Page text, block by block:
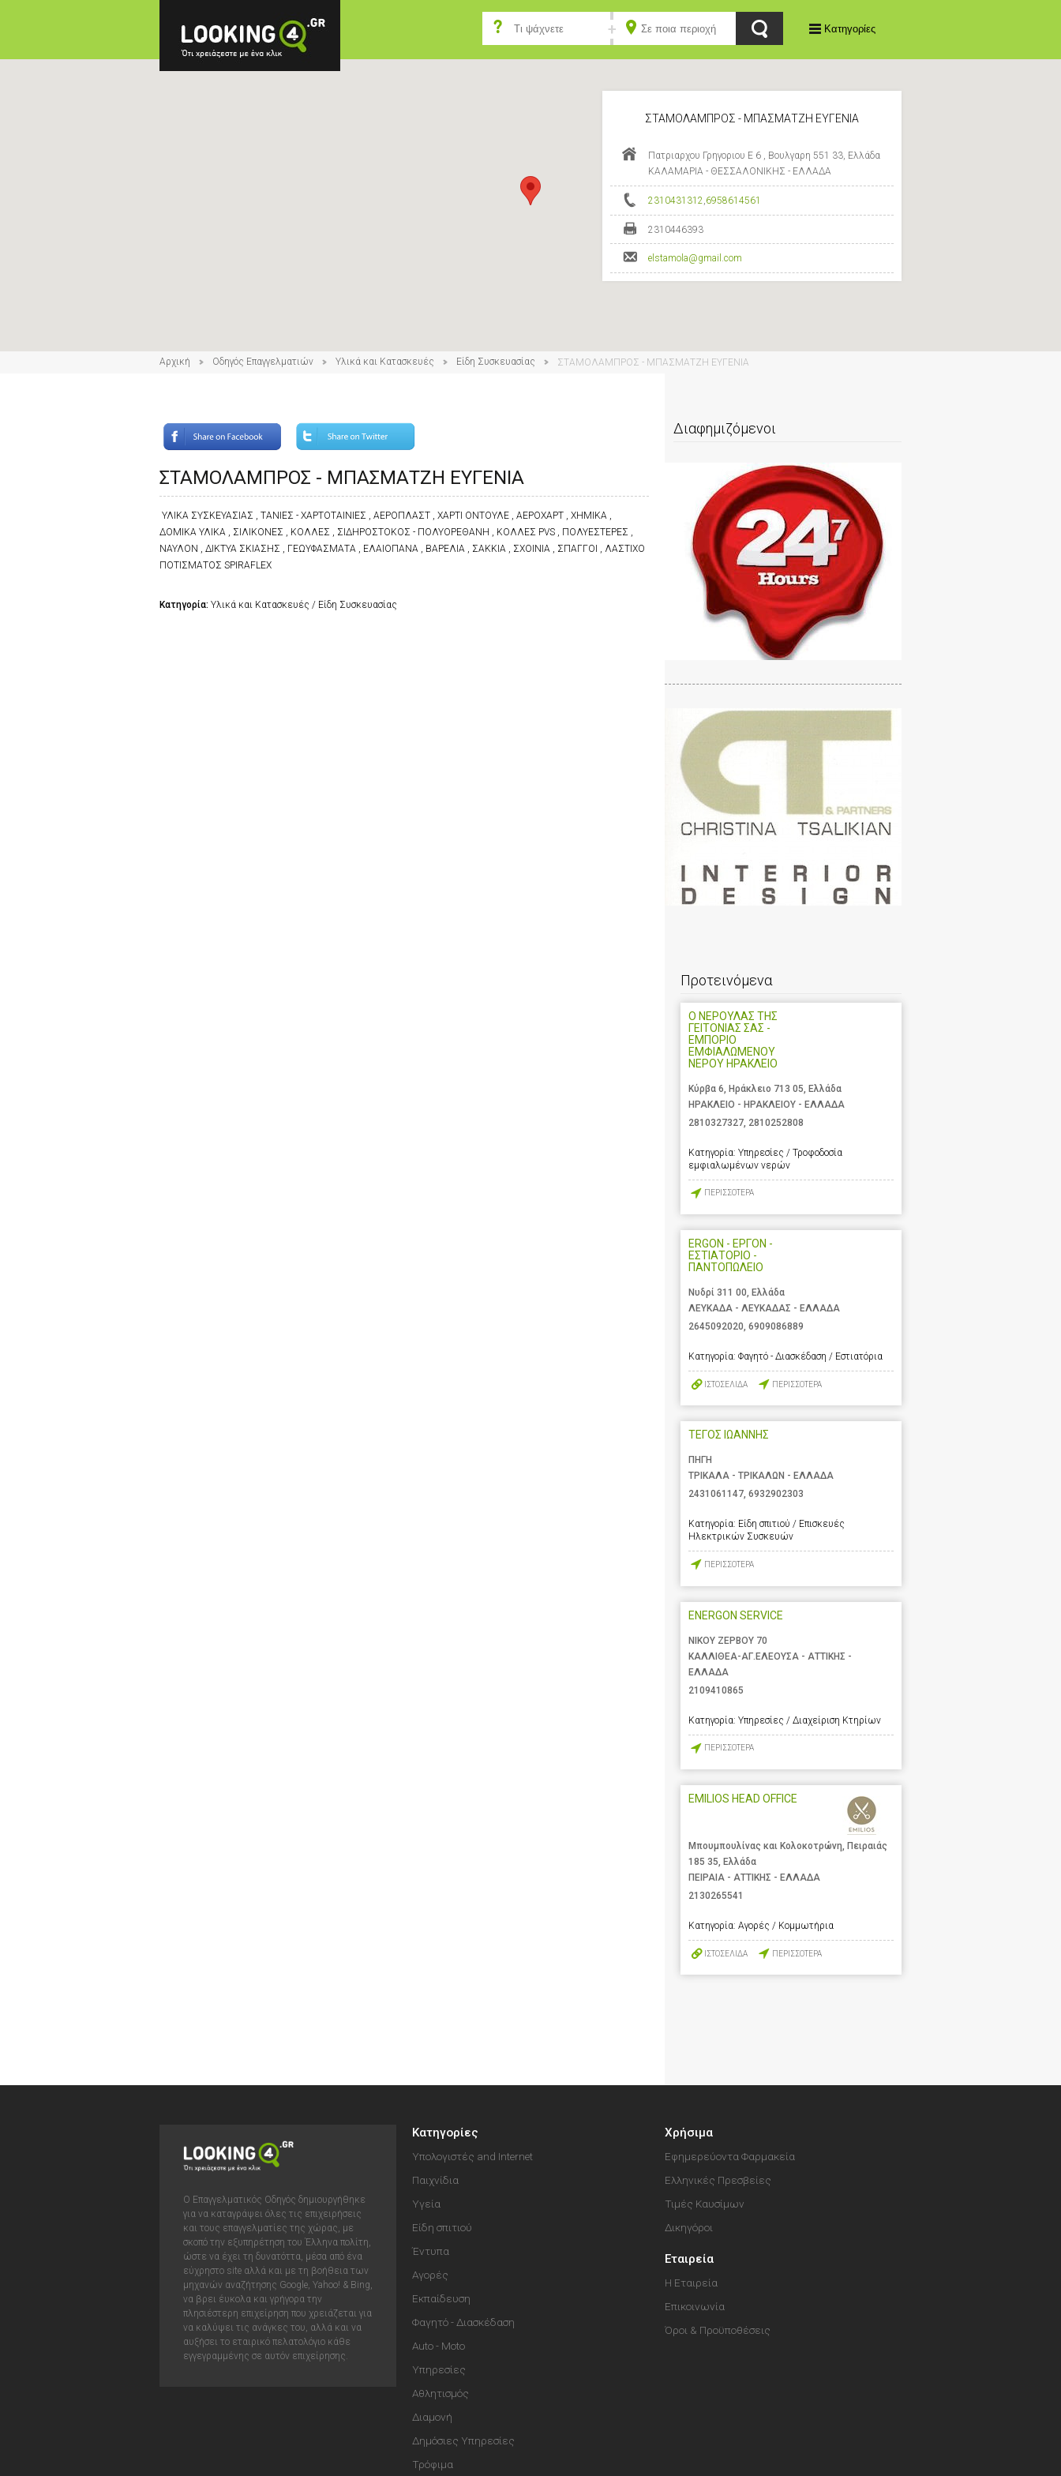
Κατηγορίες
ΣΤΑΜΟΛΑΜΠΡΟΣ - ΜΠΑΣΜΑΤΖΗ ΕΥΓΕΝΙΑ
Πατριαρχου Γρηγοριου Ε 6 , Βουλγαρη 551 33, Ελλάδα
ΚΑΛΑΜΑΡΙΑ - ΘΕΣΣΑΛΟΝΙΚΗΣ - ΕΛΛΑΔΑ
2310431312 6958614561
2310446393
elstamola@gmail.com
Αρχική Οδηγός Επαγγελματιών Υλικά και Κατασκευές Είδη Συσκευασίας ΣΤΑΜΟΛΑΜΠΡΟΣ - ΜΠΑΣΜΑΤΖΗ ΕΥΓΕΝΙΑ
ΣΤΑΜΟΛΑΜΠΡΟΣ - ΜΠΑΣΜΑΤΖΗ ΕΥΓΕΝΙΑ
ΥΛΙΚΑ ΣΥΣΚΕΥΑΣΙΑΣ , ΤΑΝΙΕΣ - ΧΑΡΤΟΤΑΙΝΙΕΣ , ΑΕΡΟΠΛΑΣΤ , ΧΑΡΤΙ ΟΝΤΟΥΛΕ , ΑΕΡΟΧΑΡΤ , ΧΗΜΙΚΑ ,
ΔΟΜΙΚΑ ΥΛΙΚΑ , ΣΙΛΙΚΟΝΕΣ , ΚΟΛΛΕΣ , ΣΙΔΗΡΟΣΤΟΚΟΣ - ΠΟΛΥΟΡΕΘΑΝΗ , ΚΟΛΛΕΣ PVS , ΠΟΛΥΕΣΤΕΡΕΣ ,
ΝΑΥΛΟΝ , ΔΙΚΤΥΑ ΣΚΙΑΣΗΣ , ΓΕΩΥΦΑΣΜΑΤΑ , ΕΛΑΙΟΠΑΝΑ , ΒΑΡΕΛΙΑ , ΣΑΚΚΙΑ , ΣΧΟΙΝΙΑ , ΣΠΑΓΓΟΙ , ΛΑΣΤΙΧΟ
ΠΟΤΙΣΜΑΤΟΣ SPIRAFLEX
Κατηγορία: Υλικά και Κατασκευές / Είδη Συσκευασίας
Διαφημιζόμενοι
Προτεινόμενα
Ο ΝΕΡΟΥΛΑΣ ΤΗΣ
ΓΕΙΤΟΝΙΑΣ ΣΑΣ -
ΕΜΠΟΡΙΟ
ΕΜΦΙΑΛΩΜΕΝΟΥ
ΝΕΡΟΥ ΗΡΑΚΛΕΙΟ
Κύρβα 6, Ηράκλειο 713 05, Ελλάδα
ΗΡΑΚΛΕΙΟ - ΗΡΑΚΛΕΙΟΥ - ΕΛΛΑΔΑ
2810327327 2810252808
Κατηγορία: Υπηρεσίες / Τροφοδοσία
εμφιαλωμένων νερών
ΠΕΡΙΣΣΟΤΕΡΑ
ERGON - ΕΡΓΟΝ -
ΕΣΤΙΑΤΟΡΙΟ -
ΠΑΝΤΟΠΩΛΕΙΟ
Νυδρί 311 00, Ελλάδα
ΛΕΥΚΑΔΑ - ΛΕΥΚΑΔΑΣ - ΕΛΛΑΔΑ
2645092020, 6909086889
Κατηγορία: Φαγητό - Διασκέδαση / Εστιατόρια
ΙΣΤΟΣΕΛΙΔΑ ΠΕΡΙΣΣΟΤΕΡΑ
ΤΕΓΟΣ ΙΩΑΝΝΗΣ
ΠΗΓΗ
ΤΡΙΚΑΛΑ - ΤΡΙΚΑΛΩΝ - ΕΛΛΑΔΑ
2431061147, 6932902303
Κατηγορία: Είδη σπιτιού / Επισκευές
Ηλεκτρικών Συσκευών
ΠΕΡΙΣΣΟΤΕΡΑ
ENERGON SERVICE
ΝΙΚΟΥ ΖΕΡΒΟΥ 70
ΚΑΛΛΙΘΕΑ-ΑΓ.ΕΛΕΟΥΣΑ - ΑΤΤΙΚΗΣ -
ΕΛΛΑΔΑ
2109410865
Κατηγορία: Υπηρεσίες / Διαχείριση Κτηρίων
ΠΕΡΙΣΣΟΤΕΡΑ
EMILIOS HEAD OFFICE
Μπουμπουλίνας και Κολοκοτρώνη, Πειραιάς
185 35, Ελλάδα
ΠΕΙΡΑΙΑ - ΑΤΤΙΚΗΣ - ΕΛΛΑΔΑ
2130265541
Κατηγορία: Αγορές / Κομμωτήρια
ΙΣΤΟΣΕΛΙΔΑ ΠΕΡΙΣΣΟΤΕΡΑ
Ο Επαγγελματικός Οδηγός δημιουργήθηκε
για να καταγράψει όλες τις επιχειρήσεις
και τους επαγγελματίες της χώρας, με
σκοπό την εξυπηρέτηση του Έλληνα πολίτη,
ώστε να έχει τη δυνατόττα, μέσα από ένα
εύχρηστο site αλλά και με τη βοήθεια των
μηχανών αναζήτησης Google, Yahoo! & Bing,
να βρει έυκολα και γρήγορα την
πλησιέστερη επιχείρηση που χρειάζεται για
να καλύψει τις ανάγκες του, αλλά και να
αυξήσει το εταιρικό πελατολόγιο κάθε
εγγεγραμμένης σε αυτόν επιχείρησης.
Κατηγορίες
Υπολογιστές and Internet
Παιχνίδια
Υγεία
Είδη σπιτιού
Έντυπα
Αγορές
Εκπαίδευση
Φαγητό - Διασκέδαση
Auto - Moto
Υπηρεσίες
Αθλητισμός
Διαμονή
Δημόσιες Υπηρεσίες
Τρόφιμα
Χρήσιμα
Εφημερεύοντα Φαρμακεία
Ελληνικές Πρεσβείες
Τιμές Καυσίμων
Δικηγόροι
Εταιρεία
Η Εταιρεία
Επικοινωνία
Όροι & Προϋποθέσεις